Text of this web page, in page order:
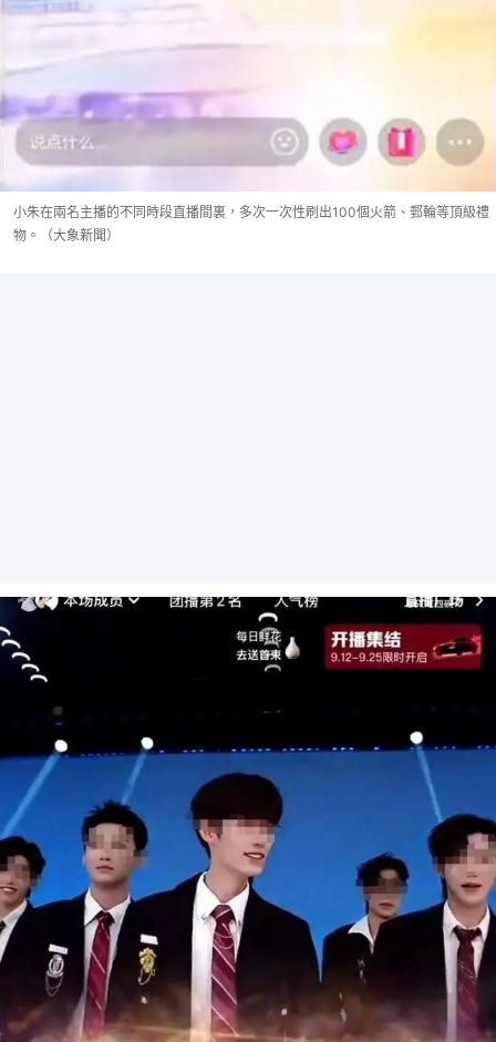
小朱在兩名主播的不同時段直播間裏，多次一次性刷出100個火箭、郵輪等頂級禮
物。（大象新聞）